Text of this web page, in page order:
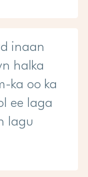
inaan
halka
ka oo ka
ee laga
lagu